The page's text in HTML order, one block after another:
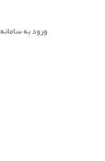
ورود به سامانه